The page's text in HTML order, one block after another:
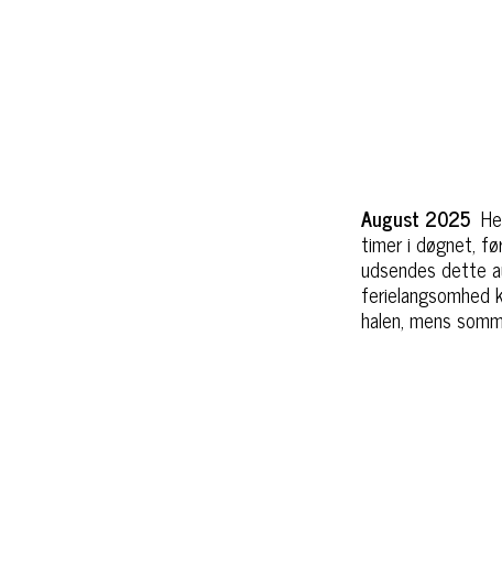
August 2025
timer i døgnet,
udsendes dette
halen, mens